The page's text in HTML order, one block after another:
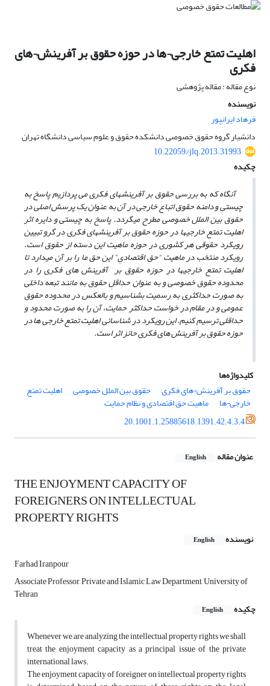
اهلیت تمتع خارجی¬ها در حوزه حقوق بر آفرینش¬های
فکری
نوع مقاله : مقاله پژوهشی
نویسنده
فرهاد ایرانپور
دانشیار گروه حقوق خصوصی دانشکده حقوق و علوم سیاسی دانشگاه تهران
10.22059/jlq.2013.31993
چکیده
آنگاه که به بررسی حقوق بر آفرینش­های فکری می پردازیم پاسخ به
چیستی و دامنه حقوق اتباع خارجی در آن به عنوان یک پرسش اصلی در
حقوق بین الملل خصوصی مطرح می­گردد. پاسخ به چیستی و دایره اثر
اهلیت تمتع خارجی­ها در حوزه حقوق بر آفرینش­های فکری در گرو تبیین
رویکرد حقوقی هر کشوری در حوزه ماهیت این دسته از حقوق است.
رویکرد منتخب در ماهیت "حق اقتصادیِ" این حق ما را بر آن می­دارد تا
اهلیت تمتع خارجی­ها در حوزه حقوق بر آفرینش های فکری را در
محدوده حقوق خصوصی و به عنوان حداقلِ حقوق به مانند تبعه داخلی
به صورت حداکثری به رسمیت بشناسیم و بالعکس در محدوده حقوق
عمومی و در مقام در خواست حداکثر حمایت، آن را به صورت محدود و
حداقلی ترسیم کنیم. این رویکرد در شناسائی اهلیت تمتع خارجی ها در
حوزه حقوق بر آفرینش های فکری حائز اثر است.
کلیدواژه‌ها
حقوق بر آفرینش¬های فکری
حقوق بین الملل خصوصی اهلیت تمتع
خارجی¬ها
ماهیت حق اقتصادی و نظام حمایت
20.1001.1.25885618.1391.42.4.3.4
عنوان مقاله English
THE ENJOYMENT CAPACITY OF
FOREIGNERS ON INTELLECTUAL
PROPERTY RIGHTS
نویسنده English
Farhad Iranpour
Associate Professor, Private and Islamic Law Department, University of
Tehran
چکیده
English
Whenever we are analyzing the intellectual property rights we shall
treat the enjoyment capacity as a principal issue of the private
international laws.
The enjoyment capacity of foreigner on intellectual property rights